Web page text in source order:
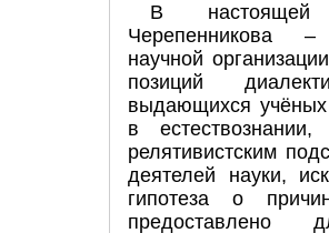
В настоящей
Черепенникова
научной
позиций
выдающихся учёных
в естествознании,
релятивистским
деятелей науки,
гипотеза о
предоставлено